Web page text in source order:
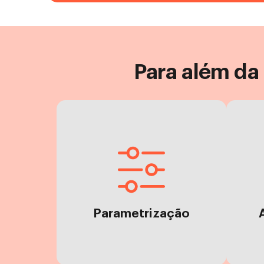
Para além
Parametrização
Acompanhamento próximo
personalização da
plataforma para uma
experiência que faz
sentido pra você.